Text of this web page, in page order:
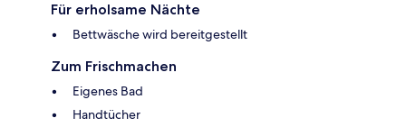
Für erholsame Nächte
Bettwäsche wird bereitgestellt
Zum Frischmachen
Eigenes Bad
Handtücher